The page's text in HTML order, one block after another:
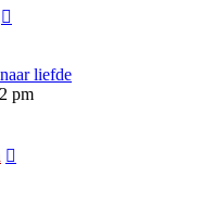
liefde
pm